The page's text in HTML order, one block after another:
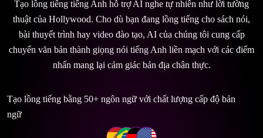
Tạo lồng tiếng tiếng Anh hỗ trợ AI nghe tự nhiên như lời tường
thuật của Hollywood. Cho dù bạn đang lồng tiếng cho sách nói,
bài thuyết trình hay video đào tạo, AI của chúng tôi cung cấp
chuyển văn bản thành giọng nói tiếng Anh liền mạch với các điểm
nhấn mang lại cảm giác bản địa chân thực.
Tạo lồng tiếng bằng 50+ ngôn ngữ với chất lượng cấp độ bản
ngữ